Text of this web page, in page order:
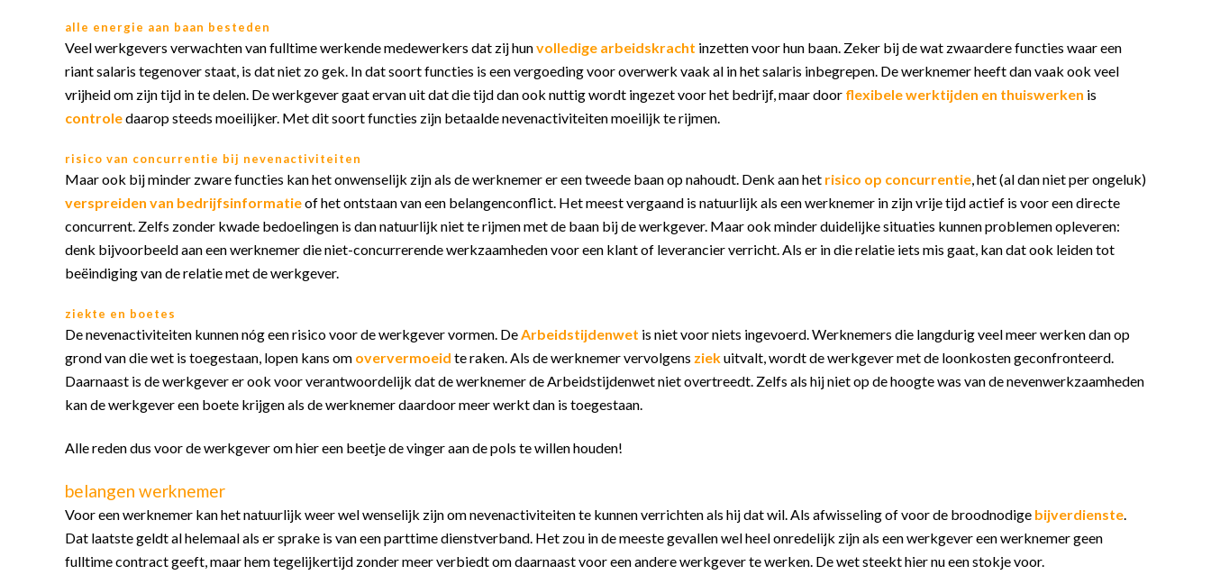
alle energie aan baan besteden
Veel werkgevers verwachten van fulltime werkende medewerkers dat zij hunvolledige arbeidskracht inzetten voor hun baan. Zeker bij de wat zwaardere functies waar een
riant salaris tegenover staat, is dat niet zo gek. In dat soort functies is een vergoeding voor overwerk vaak al in het salaris inbegrepen. De werknemer heeft dan vaak ook veel
vrijheid om zijn tijd in te delen. De werkgever gaat ervan uit dat die tijd dan ook nuttig wordt ingezet voor het bedrijf, maar door flexibele werktijden en thuiswerken is
controledaarop steeds moeilijker. Met dit soort functies zijn betaalde nevenactiviteiten moeilijk te rijmen.
risico van concurrentie bij nevenactiviteiten
Maar ook bij minder zware functies kan het onwenselijk zijn als de werknemer er een tweede baan op nahoudt. Denk aan het risico op concurrentie, het (al dan niet per ongeluk)
verspreiden van bedrijfsinformatieof het ontstaan van een belangenconflict. Het meest vergaand is natuurlijk als een werknemer in zijn vrije tijd actief is voor een directe
concurrent. Zelfs zonder kwade bedoelingen is dan natuurlijk niet te rijmen met de baan bij de werkgever. Maar ook minder duidelijke situaties kunnen problemen opleveren:
denk bijvoorbeeld aan een werknemer die niet-concurrerende werkzaamheden voor een klant of leverancier verricht. Als er in die relatie iets mis gaat, kan dat ook leiden tot
beëindiging van de relatie met de werkgever.
ziekte en boetes
De nevenactiviteiten kunnen nóg een risico voor de werkgever vormen. DeArbeidstijdenwet is niet voor niets ingevoerd. Werknemers die langdurig veel meer werken dan op
grond van die wet is toegestaan, lopen kans om oververmoeid te raken. Als de werknemer vervolgens ziekuitvalt, wordt de werkgever met de loonkosten geconfronteerd.
Daarnaast is de werkgever er ook voor verantwoordelijk dat de werknemer de Arbeidstijdenwet niet overtreedt. Zelfs als hij niet op de hoogte was van de nevenwerkzaamheden
kan de werkgever een boete krijgen als de werknemer daardoor meer werkt dan is toegestaan.
Alle reden dus voor de werkgever om hier een beetje de vinger aan de pols te willen houden!
belangen werknemer
Voor een werknemer kan het natuurlijk weer wel wenselijk zijn om nevenactiviteiten te kunnen verrichten als hij dat wil. Als afwisseling of voor de broodnodige bijverdienste.
Dat laatste geldt al helemaal als er sprake is van een parttime dienstverband. Het zou in de meeste gevallen wel heel onredelijk zijn als een werkgever een werknemer geen
fulltime contract geeft, maar hem tegelijkertijd zonder meer verbiedt om daarnaast voor een andere werkgever te werken. De wet steekt hier nu een stokje voor.